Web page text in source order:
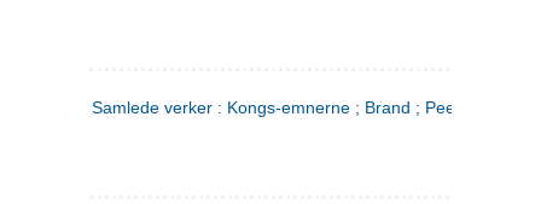
Samlede verker : Kongs-emnerne ; Brand ; Peer Gynt. 2